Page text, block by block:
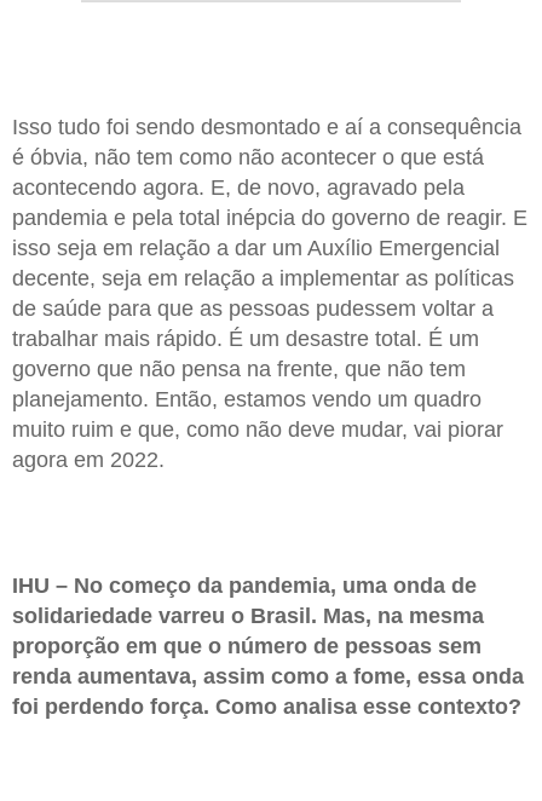
Isso tudo foi sendo desmontado e aí a consequência
é óbvia, não tem como não acontecer o que está
acontecendo agora. E, de novo, agravado pela
pandemia e pela total inépcia do governo de reagir. E
isso seja em relação a dar um Auxílio Emergencial
decente, seja em relação a implementar as políticas
de saúde para que as pessoas pudessem voltar a
trabalhar mais rápido. É um desastre total. É um
governo que não pensa na frente, que não tem
planejamento. Então, estamos vendo um quadro
muito ruim e que, como não deve mudar, vai piorar
agora em 2022.
IHU – No começo da pandemia, uma onda de
solidariedade varreu o Brasil. Mas, na mesma
proporção em que o número de pessoas sem
renda aumentava, assim como a fome, essa onda
foi perdendo força. Como analisa esse contexto?